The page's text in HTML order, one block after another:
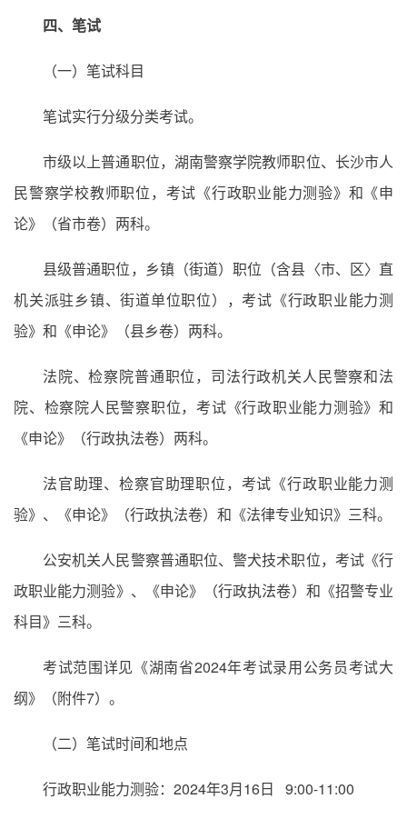
四、笔试
（一）笔试科目
笔试实行分级分类考试。
市级以上普通职位，湖南警察学院教师职位、长沙市人
民警察学校教师职位，考试《行政职业能力测验》和《申
论》（省市卷）两科。
县级普通职位，乡镇（街道）职位（含县〈市、区〉直
机关派驻乡镇、街道单位职位），考试《行政职业能力测
验》和《申论》（县乡卷）两科。
法院、检察院普通职位，司法行政机关人民警察和法
院、检察院人民警察职位，考试《行政职业能力测验》和
《申论》（行政执法卷）两科。
法官助理、检察官助理职位，考试《行政职业能力测
验》、《申论》（行政执法卷）和《法律专业知识》三科。
公安机关人民警察普通职位、警犬技术职位，考试《行
政职业能力测验》、《申论》（行政执法卷）和《招警专业
科目》三科。
考试范围详见《湖南省2024年考试录用公务员考试大
纲》（附件7）。
（二）笔试时间和地点
行政职业能力测验：2024年3月16日 9:00-11:00